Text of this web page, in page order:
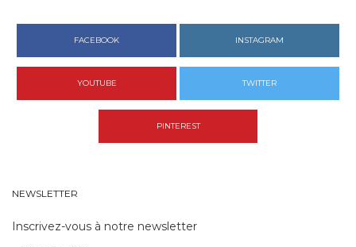
FACEBOOK INSTAGRAM
YOUTUBE TWITTER
PINTEREST
NEWSLETTER
Inscrivez-vous à notre newsletter